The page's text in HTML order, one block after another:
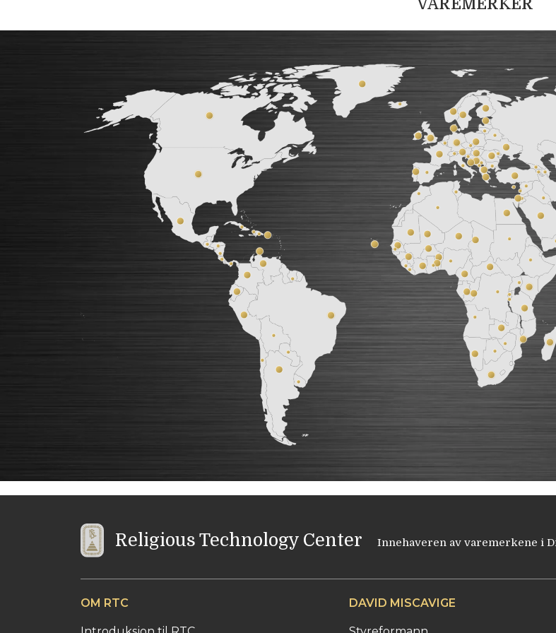
VAREMERKER
Religious Technology Center Innehaveren av varemerkene i
OM RTC DAVID MISCAVIGE